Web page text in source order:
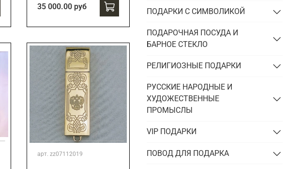
35 000.00 руб
арт. zz07112019
ПОДАРКИ С СИМВОЛИКОЙ
ПОДАРОЧНАЯ ПОСУДА И
БАРНОЕ СТЕКЛО
РЕЛИГИОЗНЫЕ ПОДАРКИ
РУССКИЕ НАРОДНЫЕ И
ХУДОЖЕСТВЕННЫЕ
ПРОМЫСЛЫ
VIP ПОДАРКИ
ПОВОД ДЛЯ ПОДАРКА